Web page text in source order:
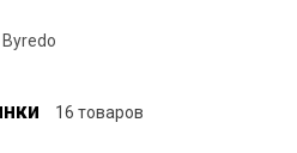
Byredo
16 товаров